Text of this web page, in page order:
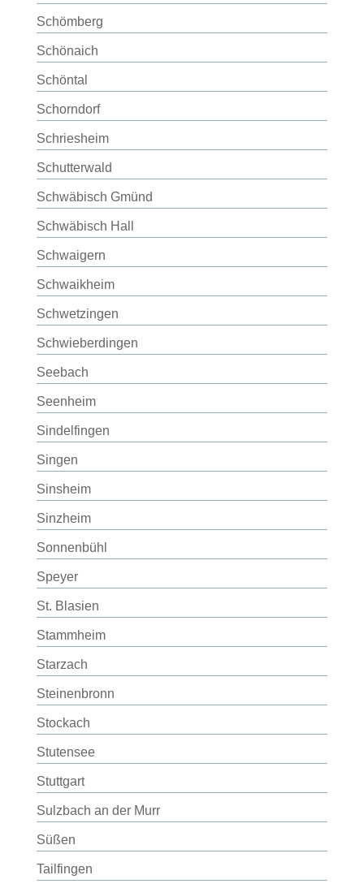
Schömberg
Schönaich
Schöntal
Schorndorf
Schriesheim
Schutterwald
Schwäbisch Gmünd
Schwäbisch Hall
Schwaigern
Schwaikheim
Schwetzingen
Schwieberdingen
Seebach
Seenheim
Sindelfingen
Singen
Sinsheim
Sinzheim
Sonnenbühl
Speyer
St. Blasien
Stammheim
Starzach
Steinenbronn
Stockach
Stutensee
Stuttgart
Sulzbach an der Murr
Süßen
Tailfingen